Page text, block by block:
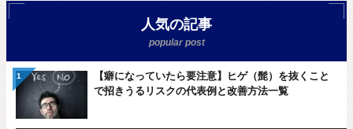
人気の記事
【癖になっていたら要注意】ヒゲ（髭）を抜くこと
で招きうるリスクの代表例と改善方法一覧